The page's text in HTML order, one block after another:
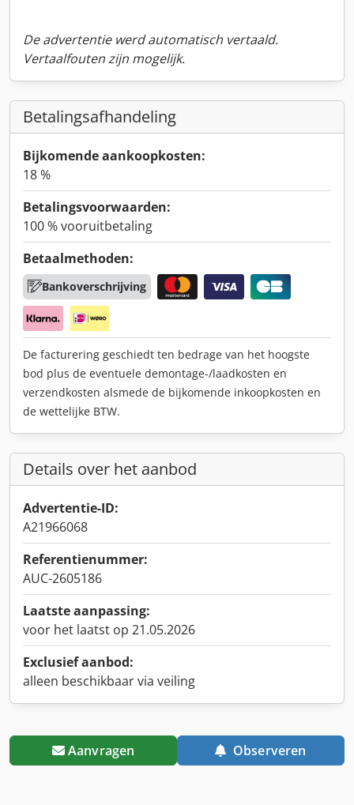
De advertentie werd automatisch vertaald.
Vertaalfouten zijn mogelijk.
Betalingsafhandeling
Bijkomende aankoopkosten:
18 %
Betalingsvoorwaarden:
100 % vooruitbetaling
Betaalmethoden:
Bankoverschrijving
De facturering geschiedt ten bedrage van het hoogste
bod plus de eventuele demontage-/laadkosten en
verzendkosten alsmede de bijkomende inkoopkosten en
de wettelijke BTW.
Details over het aanbod
Advertentie-ID:
A21966068
Referentienummer:
AUC-2605186
Laatste aanpassing:
voor het laatst op 21.05.2026
Exclusief aanbod:
alleen beschikbaar via veiling
Aanvragen Observeren